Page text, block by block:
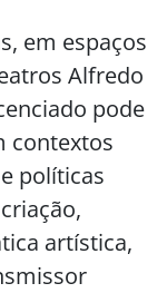
em espaços
Alfredo
pode
contextos
políticas
artística,